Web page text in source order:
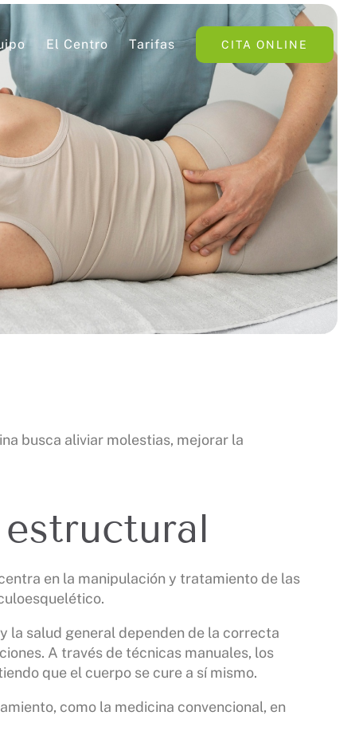
El Centro Tarifas CITA ONLINE
busca aliviar molestias, mejorar la
en la manipulación y tratamiento de las
la salud general dependen de la correcta
A través de técnicas manuales, los
que el cuerpo se cure a sí mismo.
como la medicina convencional, en